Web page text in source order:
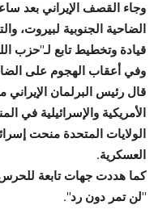
وجاء القصف الإيراني بعد
الضاحية الجنوبية لبيروت،
قيادة وتخطيط تابع لـ"حزب
وفي أعقاب الهجوم على
قال رئيس البرلمان الإيراني
الأمريكية والإسرائيلية في
الولايات المتحدة منحت
العسكرية.
كما هددت جهات تابعة للحرس
"لن تمر دون رد".